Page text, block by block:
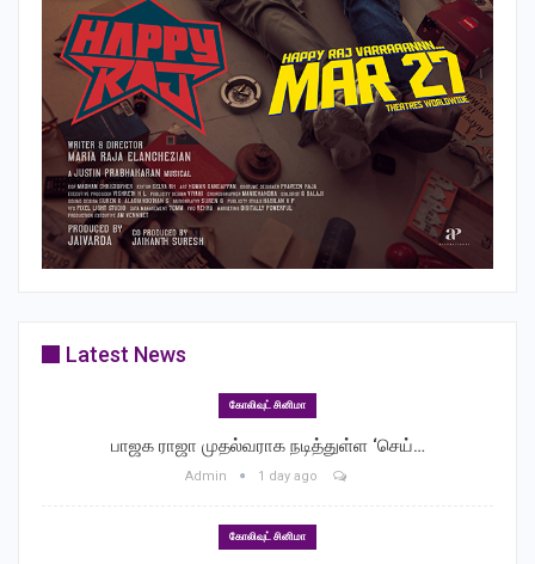
Latest News
கோலிவுட் சினிமா
பாஜக ராஜா முதல்வராக நடித்துள்ள ‘செய்…
Admin 1 day ago
கோலிவுட் சினிமா